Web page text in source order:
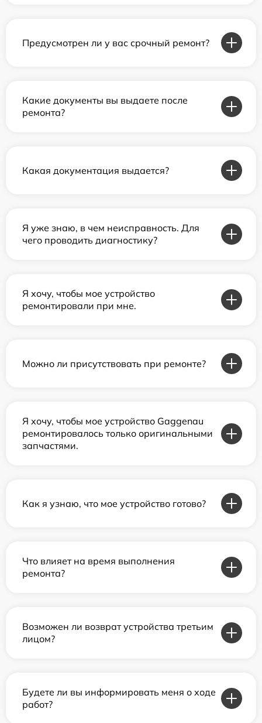
Предусмотрен ли у вас срочный ремонт?
Какие документы вы выдаете после
ремонта?
Какая документация выдается?
Я уже знаю, в чем неисправность. Для
чего проводить диагностику?
Я хочу, чтобы мое устройство
ремонтировали при мне.
Можно ли присутствовать при ремонте?
Я хочу, чтобы мое устройство Gaggenau
ремонтировалось только оригинальными
запчастями.
Как я узнаю, что мое устройство готово?
Что влияет на время выполнения
ремонта?
Возможен ли возврат устройства третьим
лицом?
Будете ли вы информировать меня о ходе
работ?